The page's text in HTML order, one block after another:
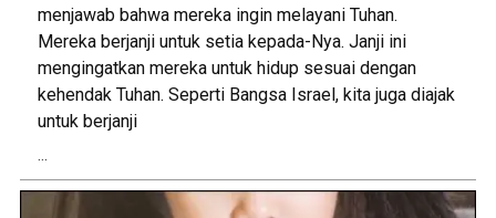
menjawab bahwa mereka ingin melayani Tuhan.
Mereka berjanji untuk setia kepada-Nya. Janji ini
mengingatkan mereka untuk hidup sesuai dengan
kehendak Tuhan. Seperti Bangsa Israel, kita juga diajak
untuk berjanji
...